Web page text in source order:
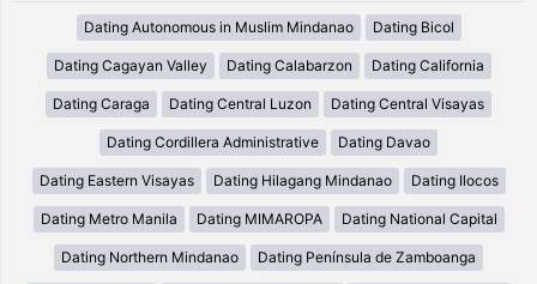
Dating Autonomous in Muslim Mindanao Dating Bicol
Dating Cagayan Valley Dating Calabarzon Dating California
Dating Caraga Dating Central Luzon Dating Central Visayas
Dating Cordillera Administrative Dating Davao
Dating Eastern Visayas Dating Hilagang Mindanao Dating Ilocos
Dating Metro Manila Dating MIMAROPA Dating National Capital
Dating Northern Mindanao Dating Península de Zamboanga